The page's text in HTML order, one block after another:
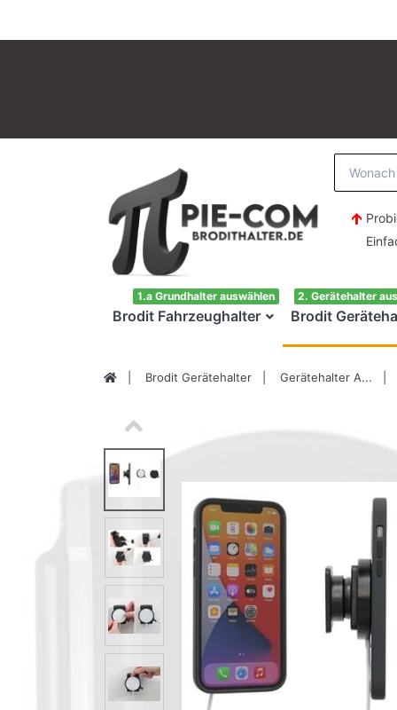
Einfach
Brodit Fahrzeughalter
1.a Grundhalter auswählen
Brodit
2. Gerätehalter
Brodit Gerätehalter Gerätehalter A...